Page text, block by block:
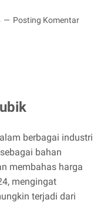
Posting Komentar
berbagai industri
bahan
membahas harga
mengingat
terjadi dari